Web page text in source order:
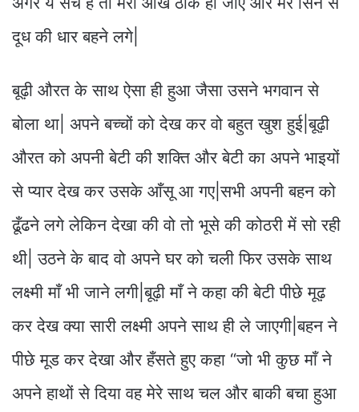
दूध की धार बहने लगे|
बूढ़ी औरत के साथ ऐसा ही हुआ जैसा उसने भगवान से
बोला था| अपने बच्चों को देख कर वो बहुत खुश हुई|बूढ़ी
औरत को अपनी बेटी की शक्ति और बेटी का अपने भाइयों
से प्यार देख कर उसके आँसू आ गए|सभी अपनी बहन को
ढूँढने लगे लेकिन देखा की वो तो भूसे की कोठरी में सो रही
थी| उठने के बाद वो अपने घर को चली फिर उसके साथ
लक्ष्मी माँ भी जाने लगी|बूढ़ी माँ ने कहा की बेटी पीछे मूढ़
कर देख क्या सारी लक्ष्मी अपने साथ ही ले जाएगी|बहन ने
पीछे मूड कर देखा और हँसते हुए कहा “जो भी कुछ माँ ने
अपने हाथों से दिया वह मेरे साथ चल और बाकी बचा हुआ